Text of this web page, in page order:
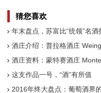
猜您喜欢
年末盘点，苏富比“统领”名酒
酒庄介绍：普拉格酒庄
酒庄资料：蒙特赛酒庄
这支作品一号，“酒”有所值
2016年终大盘点：葡萄酒界